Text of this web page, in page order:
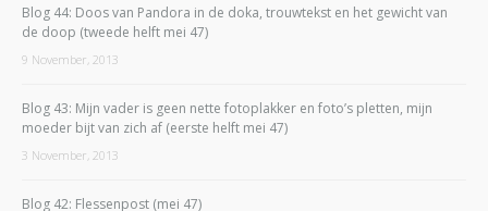
Blog 44: Doos van Pandora in de doka, trouwtekst en het gewicht van
de doop (tweede helft mei 47)
9 November, 2013
Blog 43: Mijn vader is geen nette fotoplakker en foto’s pletten, mijn
moeder bijt van zich af (eerste helft mei 47)
3 November, 2013
Blog 42: Flessenpost (mei 47)